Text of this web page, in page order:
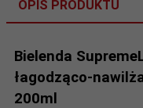
OPIS PRODUKTU
Bielenda
łagodząco-
200ml